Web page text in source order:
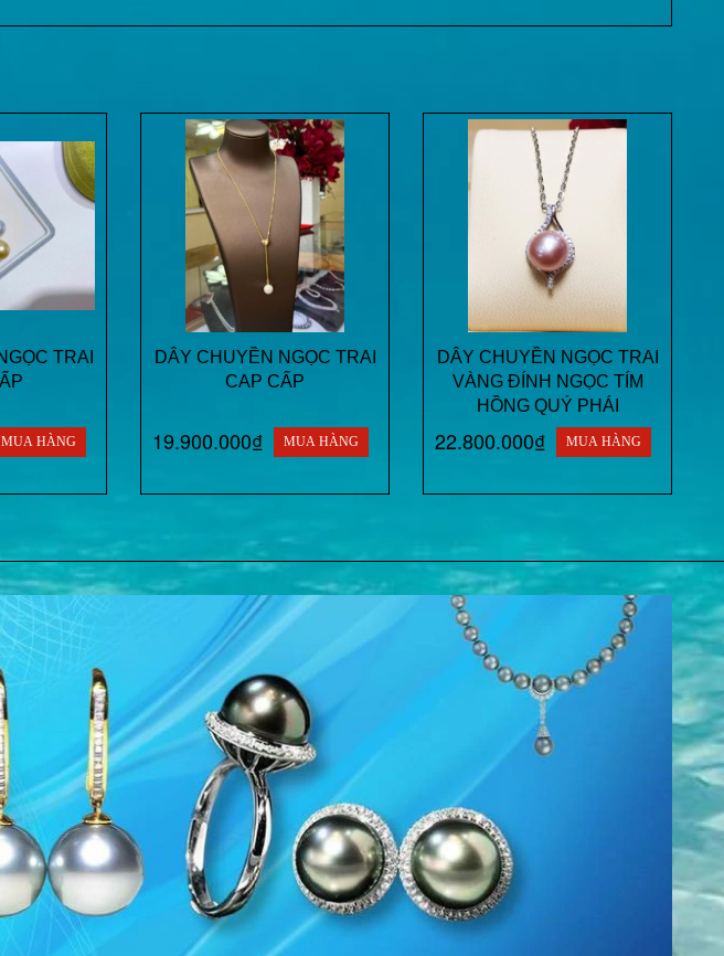
TRAI
MUA HÀNG
DÂY CHUYỀN NGỌC TRAI
CAP CẤP
19.900.000₫ MUA HÀNG
DÂY CHUYỀN NGỌC TRAI
VÀNG ĐÍNH NGỌC TÍM
HỒNG QUÝ PHÁI
22.800.000₫ MUA HÀNG